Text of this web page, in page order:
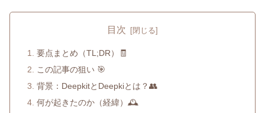
目次
要点まとめ（TL;DR）🧾
この記事の狙い 🎯
背景：DeepkitとDeepkiとは？👥
何が起きたのか（経緯）🕰️